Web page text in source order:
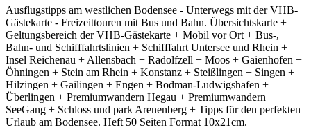
Ausflugstipps am westlichen Bodensee - Unterwegs mit der VHB-
Gästekarte - Freizeittouren mit Bus und Bahn. Übersichtskarte +
Geltungsbereich der VHB-Gästekarte + Mobil vor Ort + Bus-,
Bahn- und Schifffahrtslinien + Schifffahrt Untersee und Rhein +
Insel Reichenau + Allensbach + Radolfzell + Moos + Gaienhofen +
Öhningen + Stein am Rhein + Konstanz + Steißlingen + Singen +
Hilzingen + Gailingen + Engen + Bodman-Ludwigshafen +
Überlingen + Premiumwandern Hegau + Premiumwandern
SeeGang + Schloss und park Arenenberg + Tipps für den perfekten
Urlaub am Bodensee. Heft 50 Seiten Format 10x21cm.